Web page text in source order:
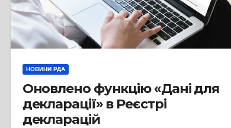
НОВИНИ РДА
Оновлено функцію «Дані для
декларації» в Реєстрі
декларацій